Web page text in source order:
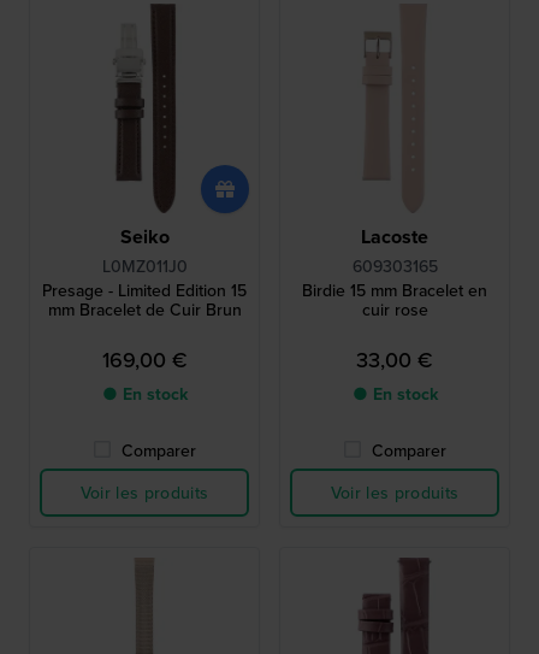
Seiko
L0MZ011J0
Presage - Limited Edition 15
mm Bracelet de Cuir Brun
169,00 €
● En stock
Comparer
Voir les produits
Lacoste
609303165
Birdie 15 mm Bracelet en
cuir rose
33,00 €
● En stock
Comparer
Voir les produits